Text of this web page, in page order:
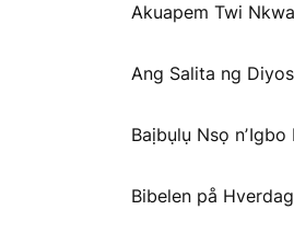
Akuapem Twi
Ang Salita ng
Baịbụlụ Nsọ
Bibelen på